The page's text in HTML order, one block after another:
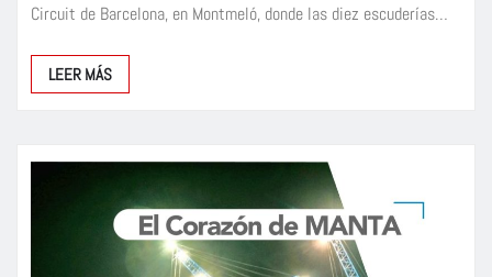
Circuit de Barcelona, en Montmeló, donde las diez escuderías…
LEER MÁS